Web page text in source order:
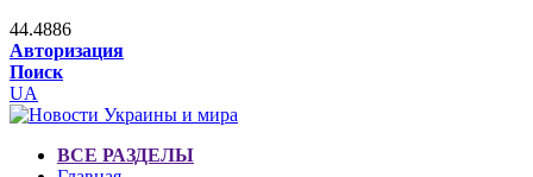
44.4886
Авторизация
Поиск
UA
ВСЕ РАЗДЕЛЫ